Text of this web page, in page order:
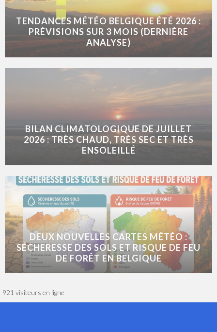
TENDANCES MÉTÉO BELGIQUE ÉTÉ 2026 :
PRÉVISIONS SUR 3 MOIS (DERNIÈRE
ANALYSE)
BILAN CLIMATOLOGIQUE DE JUILLET
2026 : TRÈS CHAUD, TRÈS SEC ET TRÈS
ENSOLEILLÉ
DEUX NOUVELLES CARTES MÉTÉO :
SÉCHERESSE DES SOLS ET RISQUE DE FEU
DE FORÊT EN BELGIQUE
921 visiteurs en ligne